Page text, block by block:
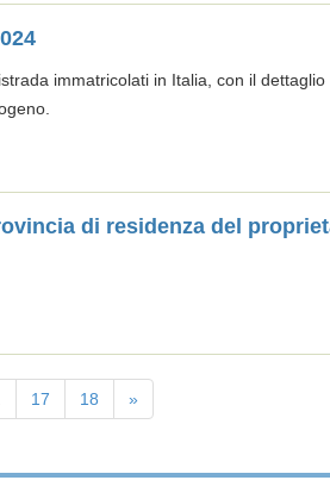
immatricolati in Italia, con il
di residenza del
17 18 »